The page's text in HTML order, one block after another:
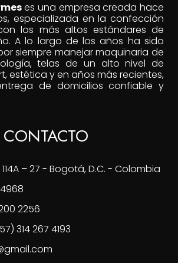
es una empresa creada hace
especializada en la confección
los más altos estándares de
A lo largo de los años ha sido
siempre manejar maquinaria de
telas de un alto nivel de
estética y en años más recientes,
de domicilios confiable y
CONTACTO
– 27 - Bogotá, D.C. - Colombia
2256
314 267 4193